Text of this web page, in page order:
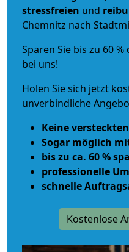
stressfreien und
Chemnitz nach
Sparen Sie bis zu 60
bei uns!
Holen Sie sich jetzt
unverbindliche
Keine
Sogar möglich
bis zu ca. 60 %
professionelle
schnelle
Kostenlose